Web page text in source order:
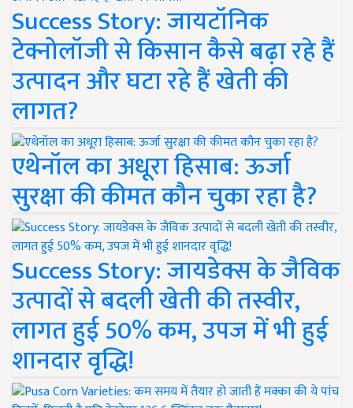
Success Story: जायटॉनिक
टेक्नोलॉजी से किसान कैसे बढ़ा रहे हैं
उत्पादन और घटा रहे हैं खेती की
लागत?
एथेनॉल का अधूरा हिसाब: ऊर्जा
सुरक्षा की कीमत कौन चुका रहा है?
Success Story: जायडेक्स के जैविक
उत्पादों से बदली खेती की तस्वीर,
लागत हुई 50% कम, उपज में भी हुई
शानदार वृद्धि!